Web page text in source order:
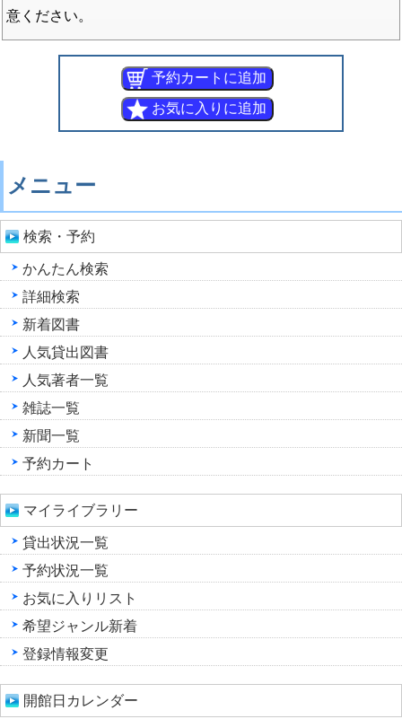
意ください。
メニュー
検索・予約
かんたん検索
詳細検索
新着図書
人気貸出図書
人気著者一覧
雑誌一覧
新聞一覧
予約カート
マイライブラリー
貸出状況一覧
予約状況一覧
お気に入りリスト
希望ジャンル新着
登録情報変更
開館日カレンダー